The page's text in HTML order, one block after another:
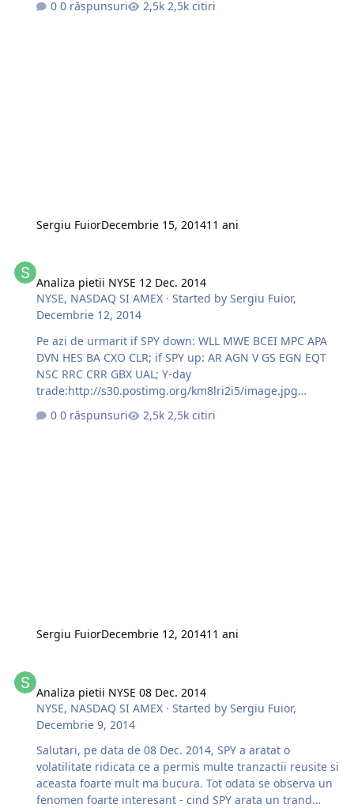
live-account/ TAKION – pretul standart 150$/lunar.
0 răspunsuri 2,5k citiri
Sergiu FuiorDecembrie 15, 201411 ani
Analiza pietii NYSE 12 Dec. 2014
NYSE, NASDAQ SI AMEX · Started bySergiu Fuior,
Decembrie 12, 2014
Pe azi de urmarit if SPY down: WLL MWE BCEI MPC APA
DVN HES BA CXO CLR; if SPY up: AR AGN V GS EGN EQT
NSC RRC CRR GBX UAL; Y-day
trade:http://s30.postimg.org/km8lri2i5/image.jpg
0 răspunsuri 2,5k citiri
Sergiu FuiorDecembrie 12, 201411 ani
Analiza pietii NYSE 08 Dec. 2014
NYSE, NASDAQ SI AMEX · Started bySergiu Fuior,
Decembrie 9, 2014
Salutari, pe data de 08 Dec. 2014, SPY a aratat o
volatilitate ridicata ce a permis multe tranzactii reusite si
aceasta foarte mult ma bucura. Tot odata se observa un
fenomen foarte interesant - cind SPY arata un trand